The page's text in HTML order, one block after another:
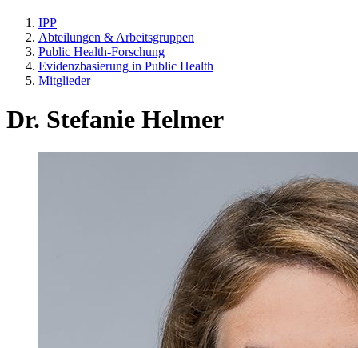
IPP
Abteilungen & Arbeitsgruppen
Public Health-Forschung
Evidenzbasierung in Public Health
Mitglieder
Dr. Stefanie Helmer